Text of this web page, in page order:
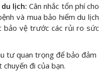
lịch: Cân nhắc tổn phí cho
và mua bảo hiểm du lịch
bảo vệ trước các rủi ro sức
tư quan trọng để bảo đảm
đi của bạn.